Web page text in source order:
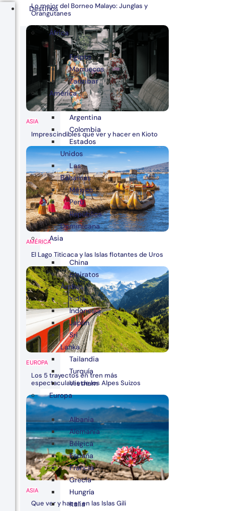
Lo mejor del Borneo Malayo: Junglas y
Orangutanes
ASIA
Imprescindibles que ver y hacer en Kioto
AMÉRICA
El Lago Titicaca y las Islas flotantes de Uros
EUROPA
Los 5 trayectos en tren más
espectaculares de los Alpes Suizos
ASIA
Que ver y hacer en las Islas Gili
Destinos
África
Egipto
Marruecos
Zanzibar
América
Argentina
Colombia
Estados
Unidos
Las
Bahamas
México
Perú
República
Dominicana
Asia
China
Emiratos
Árabes
India
Indonesia
Japón
Sri
Lanka
Tailandia
Turquía
Vietnam
Europa
Albania
Alemania
Bélgica
España
Francia
Grecia
Hungría
Italia